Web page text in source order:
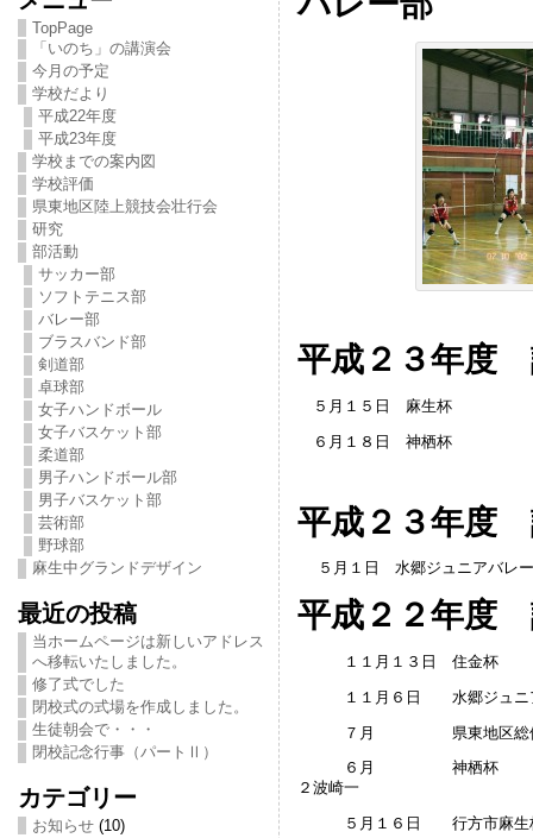
TopPage
「いのち」の講演会
今月の予定
学校だより
平成22年度
平成23年度
学校までの案内図
学校評価
県東地区陸上競技会壮行会
研究
部活動
サッカー部
ソフトテニス部
バレー部
ブラスバンド部
剣道部
卓球部
女子ハンドボール
女子バスケット部
柔道部
男子ハンドボール部
男子バスケット部
芸術部
野球部
麻生中グランドデザイン
最近の投稿
当ホームページは新しいアドレス
へ移転いたしました。
修了式でした
閉校式の式場を作成しました。
生徒朝会で・・・
閉校記念行事（パートⅡ）
カテゴリー
お知らせ(10)
平成２３年度
５月１５日 麻生杯
６月１８日 神栖杯
平成２３年度
５月１日 水郷ジュニアバレ
平成２２年度
１１月１３日 住金杯 ２
１１月６日 水郷ジュニア
７月 県東地区総体 準
６月 神栖杯 １回戦
２波崎一
５月１６日 行方市麻生